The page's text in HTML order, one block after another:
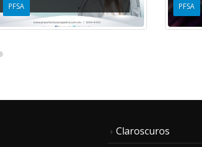
PFSA PFSA
Claroscuros